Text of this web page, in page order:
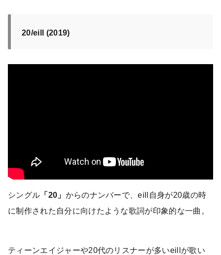
20/eill (2019)
シングル 「20」 からのナンバーで、eill自身が20歳の時
に制作された自分に向けたような歌詞が印象的な一曲。
ティーンエイジャーや20代のリスナーが多いeillが歌い